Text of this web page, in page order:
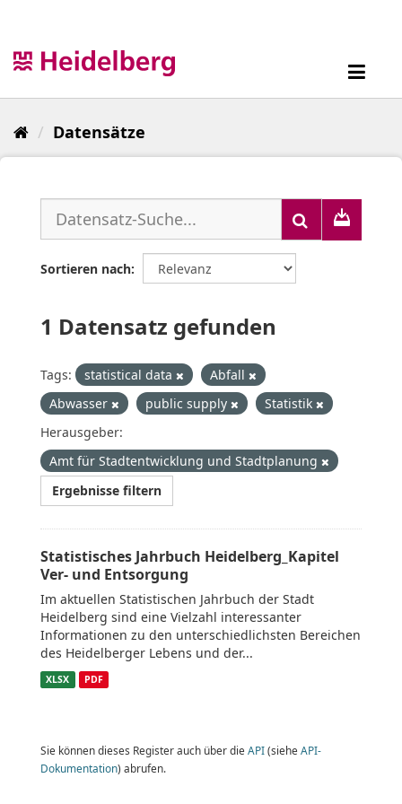
Datensätze
Sortieren nach
1 Datensatz gefunden
Tags: statistical data
Abfall
Abwasser
public supply
Statistik
Herausgeber:
Amt für Stadtentwicklung und Stadtplanung
Ergebnisse filtern
Statistisches Jahrbuch Heidelberg_Kapitel
Ver- und Entsorgung
Im aktuellen Statistischen Jahrbuch der Stadt
Heidelberg sind eine Vielzahl interessanter
Informationen zu den unterschiedlichsten Bereichen
des Heidelberger Lebens und der...
XLSX PDF
Sie können dieses Register auch über die API(siehe API-
Dokumentation) abrufen.